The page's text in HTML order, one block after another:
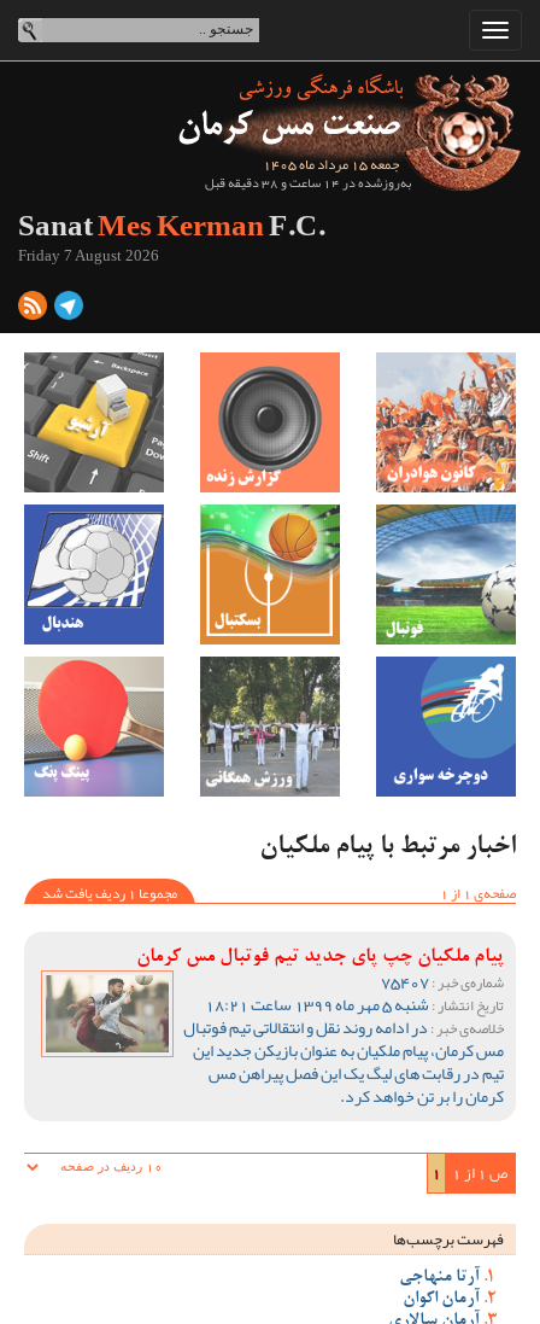
جمعه 15 مرداد ماه 1405
به‌روزشده در 14 ساعت و 38 دقیقه قبل
SanatMes KermanF.C.
Friday 7 August 2026
اخبار مرتبط با پیام ملکیان
صفحه‌ی 1 از 1
مجموعا 1 ردیف یافت شد
پیام ملکیان چپ پای جدید تیم فوتبال مس کرمان
شماره‌ی خبر :
تاریخ انتشار :شنبه 5 مهر ماه 1399 ساعت 18:21
خلاصه‌ی خبر :در ادامه روند نقل و انتقالاتی تیم فوتبال
مس کرمان، پیام ملکیان به عنوان بازیکن جدید این
تیم در رقابت های لیگ یک این فصل پیراهن مس
کرمان را بر تن خواهد کرد.
ص 1 از 1 1
فهرست برچسب‌ها
آرتا منهاجی
آرمان اکوان